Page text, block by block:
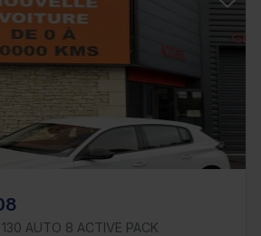
AUTO 8 ACTIVE PACK